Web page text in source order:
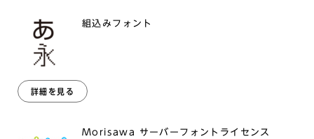
組込みフォント
詳細を見る
Morisawa サーバーフォントライセンス